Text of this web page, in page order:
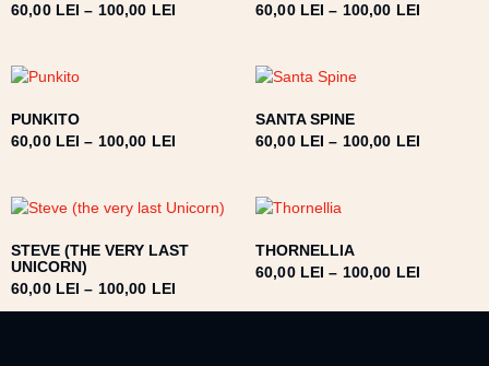
60,00 LEI – 100,00 LEI
60,00 LEI – 100,00 LEI
PUNKITO
60,00 LEI – 100,00 LEI
SANTA SPINE
60,00 LEI – 100,00 LEI
STEVE (THE VERY LAST
UNICORN)
60,00 LEI – 100,00 LEI
THORNELLIA
60,00 LEI – 100,00 LEI